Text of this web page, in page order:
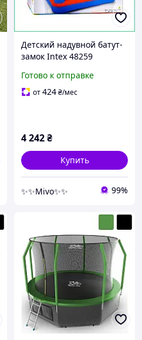
Детский надувной батут-
замок Intex 48259
бортами и мягким дном
для активных игр дома
Готово к отправке
от424₴/мес
4 242₴
Купить
✨✨Mivo✨✨ 99%